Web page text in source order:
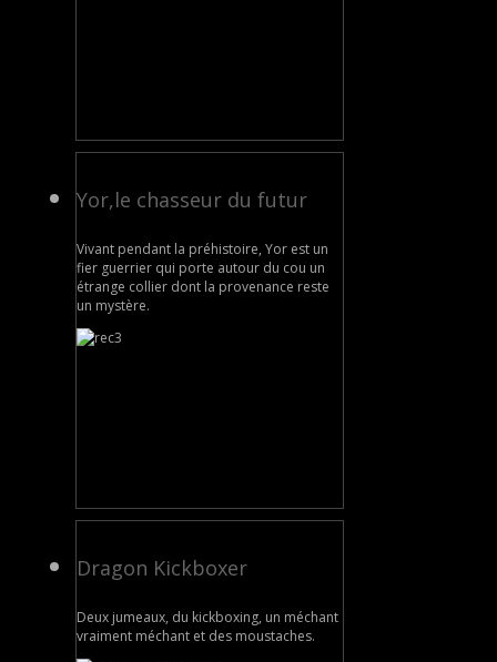
Yor,le chasseur du futur
Vivant pendant la préhistoire, Yor est un
fier guerrier qui porte autour du cou un
étrange collier dont la provenance reste
un mystère.
Dragon Kickboxer
Deux jumeaux, du kickboxing, un méchant
vraiment méchant et des moustaches.